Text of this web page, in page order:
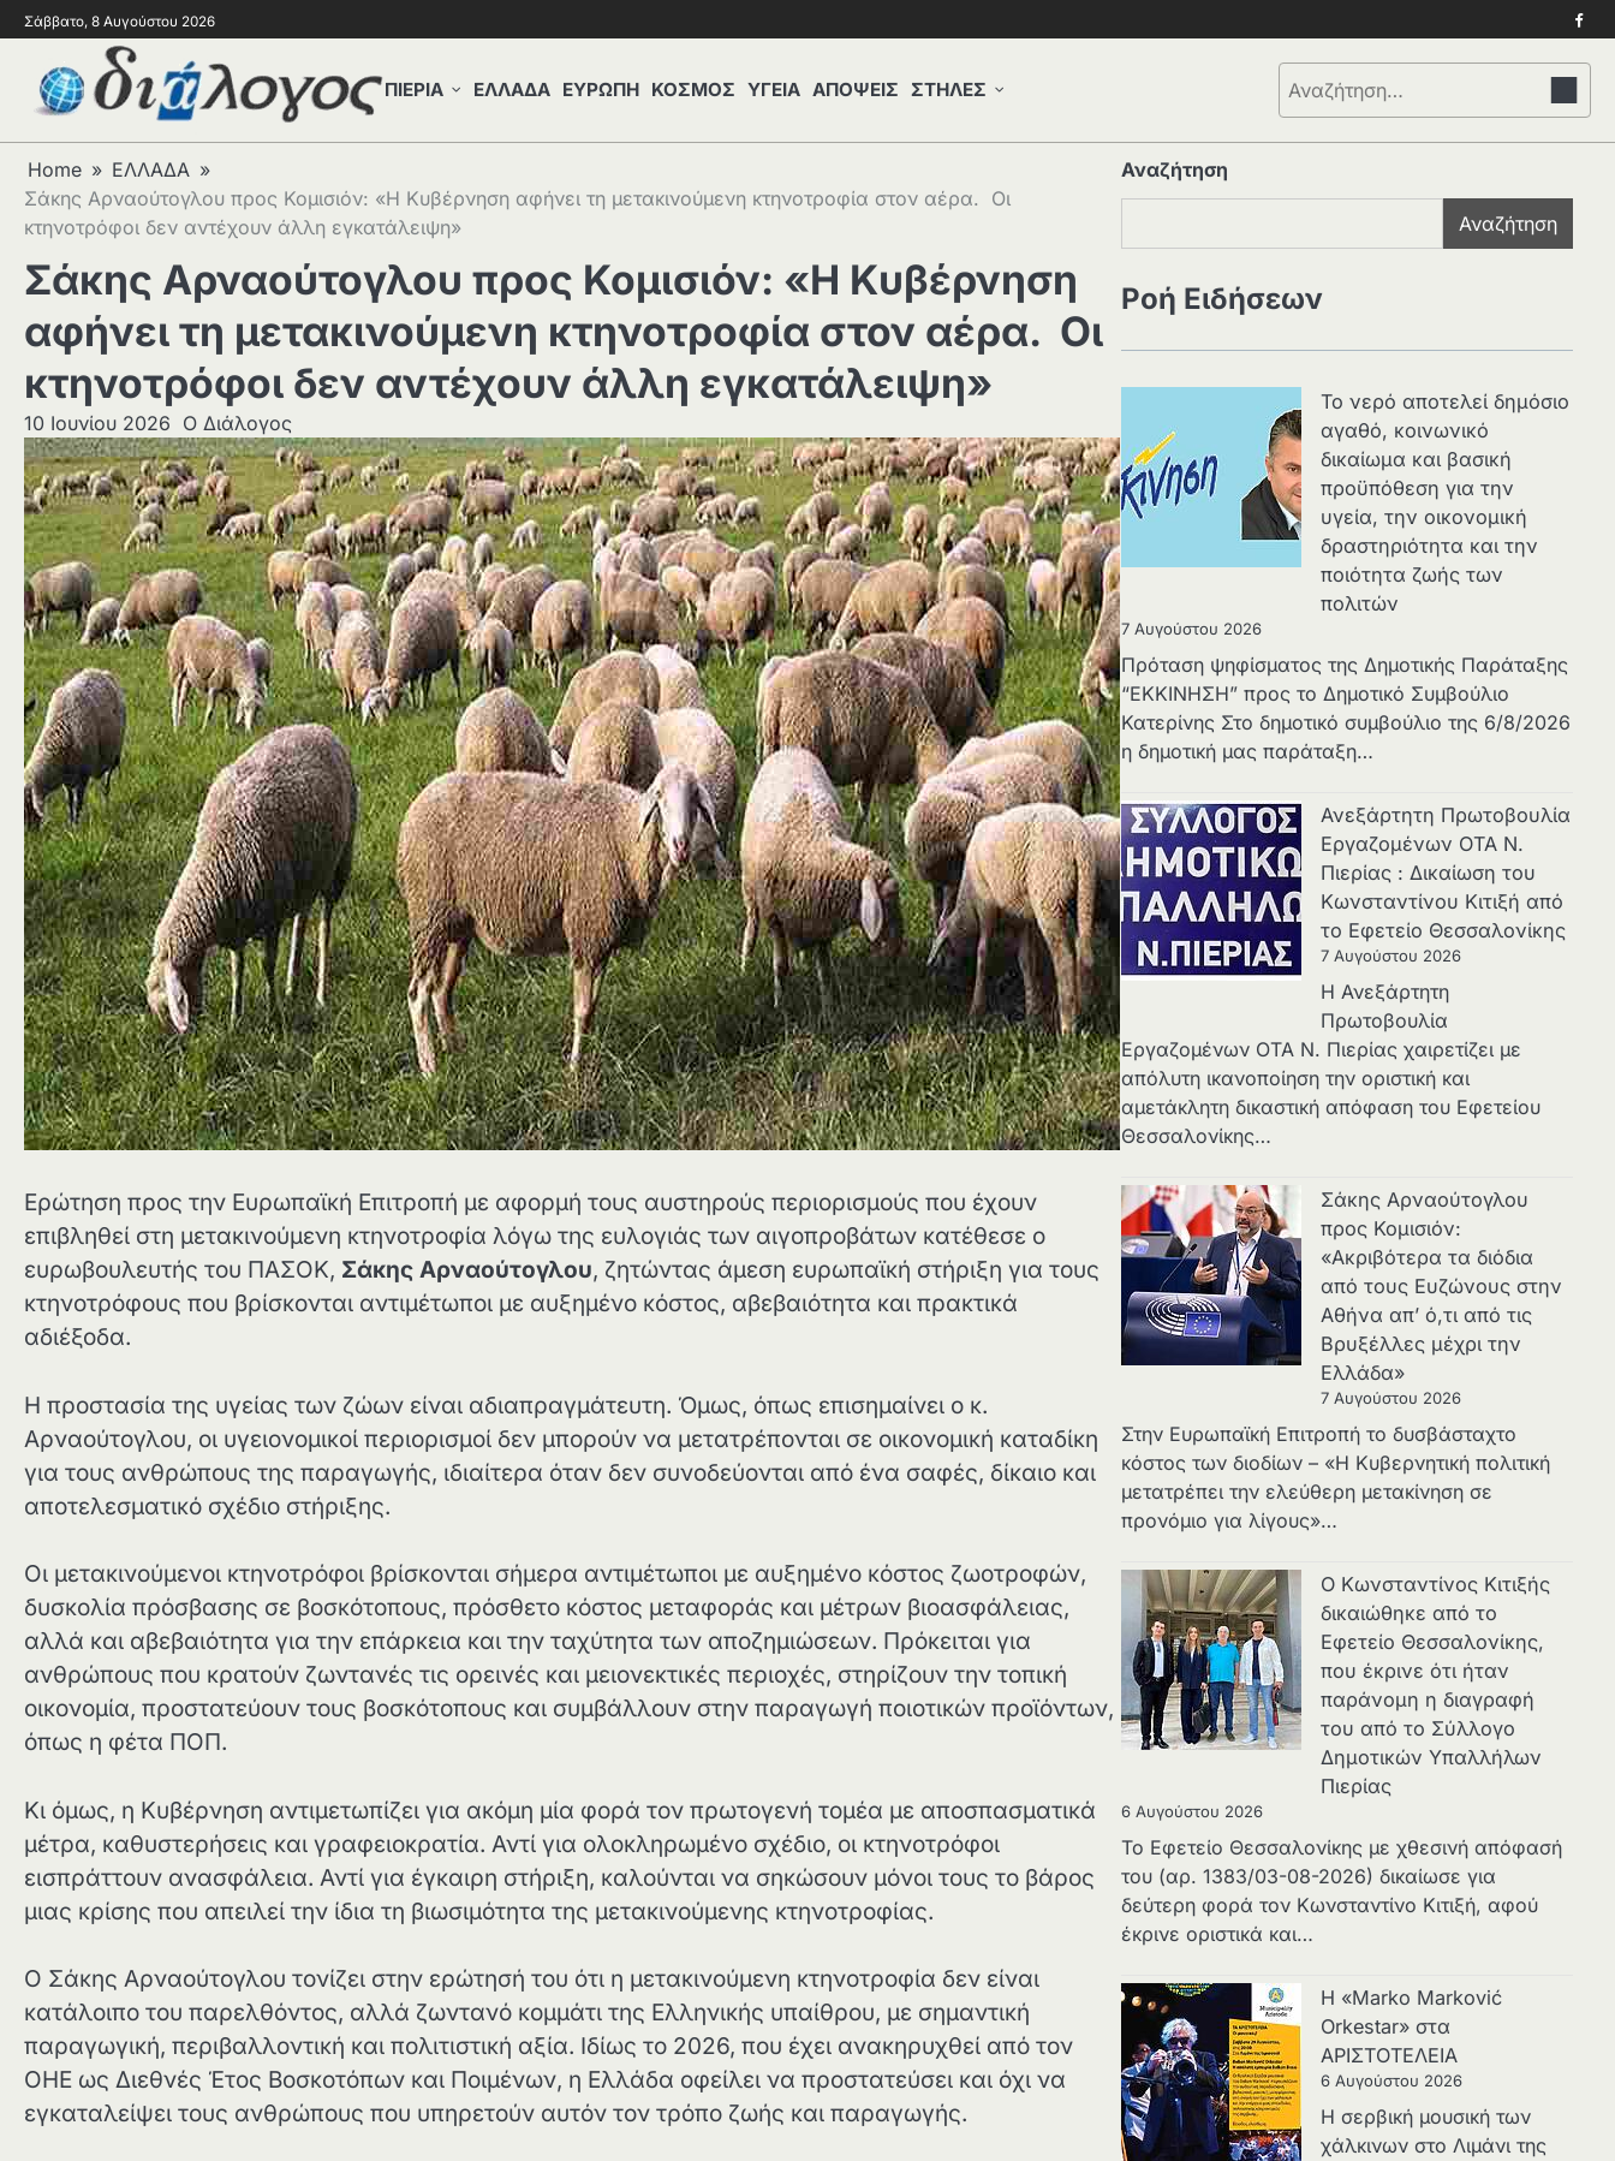
Σάββατο, 8 Αυγούστου 2026
ΠΙΕΡΙΑ ΕΛΛΑΔΑ ΕΥΡΩΠΗ ΚΟΣΜΟΣ ΥΓΕΙΑ ΑΠΟΨΕΙΣ ΣΤΗΛΕΣ
Αναζήτηση
για:
Home
ΕΛΛΑΔΑ
Σάκης Αρναούτογλου προς Κομισιόν: «Η Κυβέρνηση αφήνει τη μετακινούμενη κτηνοτροφία στον αέρα. Οι
κτηνοτρόφοι δεν αντέχουν άλλη εγκατάλειψη»
Σάκης Αρναούτογλου προς Κομισιόν: «Η Κυβέρνηση
αφήνει τη μετακινούμενη κτηνοτροφία στον αέρα. Οι
κτηνοτρόφοι δεν αντέχουν άλλη εγκατάλειψη»
10 Ιουνίου 2026 Ο Διάλογος
Ερώτηση προς την Ευρωπαϊκή Επιτροπή με αφορμή τους αυστηρούς περιορισμούς που έχουν
επιβληθεί στη μετακινούμενη κτηνοτροφία λόγω της ευλογιάς των αιγοπροβάτων κατέθεσε ο
ευρωβουλευτής του ΠΑΣΟΚ, Σάκης Αρναούτογλου, ζητώντας άμεση ευρωπαϊκή στήριξη για τους
κτηνοτρόφους που βρίσκονται αντιμέτωποι με αυξημένο κόστος, αβεβαιότητα και πρακτικά
αδιέξοδα.
Η προστασία της υγείας των ζώων είναι αδιαπραγμάτευτη. Όμως, όπως επισημαίνει ο κ.
Αρναούτογλου, οι υγειονομικοί περιορισμοί δεν μπορούν να μετατρέπονται σε οικονομική καταδίκη
για τους ανθρώπους της παραγωγής, ιδιαίτερα όταν δεν συνοδεύονται από ένα σαφές, δίκαιο και
αποτελεσματικό σχέδιο στήριξης.
Οι μετακινούμενοι κτηνοτρόφοι βρίσκονται σήμερα αντιμέτωποι με αυξημένο κόστος ζωοτροφών,
δυσκολία πρόσβασης σε βοσκότοπους, πρόσθετο κόστος μεταφοράς και μέτρων βιοασφάλειας,
αλλά και αβεβαιότητα για την επάρκεια και την ταχύτητα των αποζημιώσεων. Πρόκειται για
ανθρώπους που κρατούν ζωντανές τις ορεινές και μειονεκτικές περιοχές, στηρίζουν την τοπική
οικονομία, προστατεύουν τους βοσκότοπους και συμβάλλουν στην παραγωγή ποιοτικών προϊόντων,
όπως η φέτα ΠΟΠ.
Κι όμως, η Κυβέρνηση αντιμετωπίζει για ακόμη μία φορά τον πρωτογενή τομέα με αποσπασματικά
μέτρα, καθυστερήσεις και γραφειοκρατία. Αντί για ολοκληρωμένο σχέδιο, οι κτηνοτρόφοι
εισπράττουν ανασφάλεια. Αντί για έγκαιρη στήριξη, καλούνται να σηκώσουν μόνοι τους το βάρος
μιας κρίσης που απειλεί την ίδια τη βιωσιμότητα της μετακινούμενης κτηνοτροφίας.
Ο Σάκης Αρναούτογλου τονίζει στην ερώτησή του ότι η μετακινούμενη κτηνοτροφία δεν είναι
κατάλοιπο του παρελθόντος, αλλά ζωντανό κομμάτι της Ελληνικής υπαίθρου, με σημαντική
παραγωγική, περιβαλλοντική και πολιτιστική αξία. Ιδίως το 2026, που έχει ανακηρυχθεί από τον
ΟΗΕ ως Διεθνές Έτος Βοσκοτόπων και Ποιμένων, η Ελλάδα οφείλει να προστατεύσει και όχι να
εγκαταλείψει τους ανθρώπους που υπηρετούν αυτόν τον τρόπο ζωής και παραγωγής.
Αναζήτηση
Αναζήτηση
Ροή Ειδήσεων
Το νερό αποτελεί δημόσιο
αγαθό, κοινωνικό
δικαίωμα και βασική
προϋπόθεση για την
υγεία, την οικονομική
δραστηριότητα και την
ποιότητα ζωής των
πολιτών
7 Αυγούστου 2026
Πρόταση ψηφίσματος της Δημοτικής Παράταξης
“ΕΚΚΙΝΗΣΗ” προς το Δημοτικό Συμβούλιο
Κατερίνης Στο δημοτικό συμβούλιο της 6/8/2026
η δημοτική μας παράταξη…
Ανεξάρτητη Πρωτοβουλία
Εργαζομένων ΟΤΑ Ν.
Πιερίας : Δικαίωση του
Κωνσταντίνου Κιτιξή από
το Εφετείο Θεσσαλονίκης
7 Αυγούστου 2026
Η Ανεξάρτητη
Πρωτοβουλία
Εργαζομένων ΟΤΑ Ν. Πιερίας χαιρετίζει με
απόλυτη ικανοποίηση την οριστική και
αμετάκλητη δικαστική απόφαση του Εφετείου
Θεσσαλονίκης…
Σάκης Αρναούτογλου
προς Κομισιόν:
«Ακριβότερα τα διόδια
από τους Ευζώνους στην
Αθήνα απ’ ό,τι από τις
Βρυξέλλες μέχρι την
Ελλάδα»
7 Αυγούστου 2026
Στην Ευρωπαϊκή Επιτροπή το δυσβάσταχτο
κόστος των διοδίων – «Η Κυβερνητική πολιτική
μετατρέπει την ελεύθερη μετακίνηση σε
προνόμιο για λίγους»…
Ο Κωνσταντίνος Κιτιξής
δικαιώθηκε από το
Εφετείο Θεσσαλονίκης,
που έκρινε ότι ήταν
παράνομη η διαγραφή
του από το Σύλλογο
Δημοτικών Υπαλλήλων
Πιερίας
6 Αυγούστου 2026
Το Εφετείο Θεσσαλονίκης με χθεσινή απόφασή
του (αρ. 1383/03-08-2026) δικαίωσε για
δεύτερη φορά τον Κωνσταντίνο Κιτιξή, αφού
έκρινε οριστικά και…
Η «Marko Marković
Orkestar» στα
ΑΡΙΣΤΟΤΕΛΕΙΑ
6 Αυγούστου 2026
Η σερβική μουσική των
χάλκινων στο Λιμάνι της